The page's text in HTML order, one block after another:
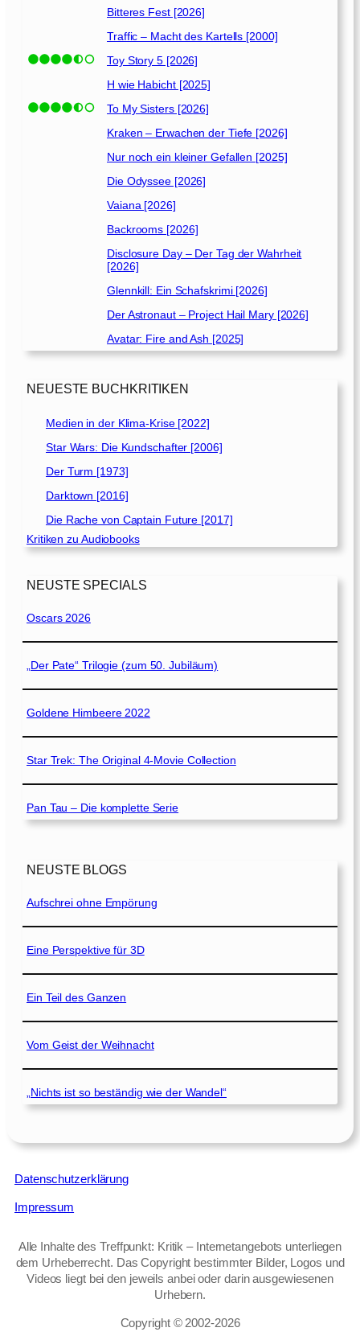
Bitteres Fest [2026]
Traffic – Macht des Kartells [2000]
Toy Story 5 [2026]
H wie Habicht [2025]
To My Sisters [2026]
Kraken – Erwachen der Tiefe [2026]
Nur noch ein kleiner Gefallen [2025]
Die Odyssee [2026]
Vaiana [2026]
Backrooms [2026]
Disclosure Day – Der Tag der Wahrheit
[2026]
Glennkill: Ein Schafskrimi [2026]
Der Astronaut – Project Hail Mary [2026]
Avatar: Fire and Ash [2025]
NEUESTE BUCHKRITIKEN
Medien in der Klima-Krise [2022]
Star Wars: Die Kundschafter [2006]
Der Turm [1973]
Darktown [2016]
Die Rache von Captain Future [2017]
Kritiken zu Audiobooks
NEUSTE SPECIALS
Oscars 2026
„Der Pate“ Trilogie (zum 50. Jubiläum)
Goldene Himbeere 2022
Star Trek: The Original 4-Movie Collection
Pan Tau – Die komplette Serie
NEUSTE BLOGS
Aufschrei ohne Empörung
Eine Perspektive für 3D
Ein Teil des Ganzen
Vom Geist der Weihnacht
„Nichts ist so beständig wie der Wandel“
Datenschutzerklärung
Impressum
Alle Inhalte des Treffpunkt: Kritik – Internetangebots unterliegen
dem Urheberrecht. Das Copyright bestimmter Bilder, Logos und
Videos liegt bei den jeweils anbei oder darin ausgewiesenen
Urhebern.
Copyright © 2002‑2026